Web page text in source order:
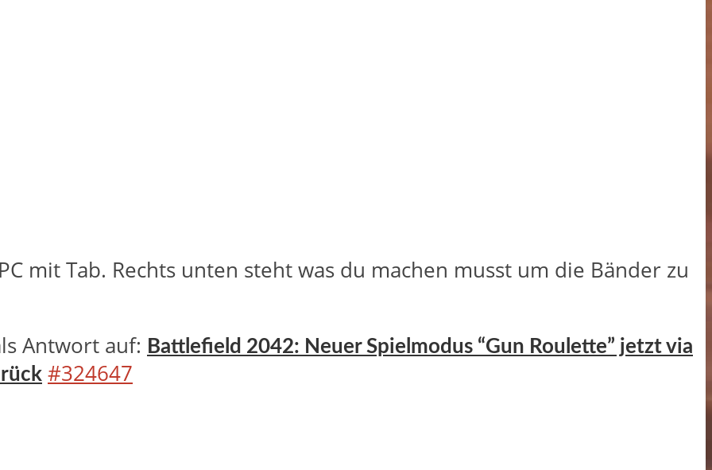
mit Tab. Rechts unten steht was du machen musst um die Bänder zu
Antwort auf: Battlefield 2042: Neuer Spielmodus “Gun Roulette” jetzt via
#324647